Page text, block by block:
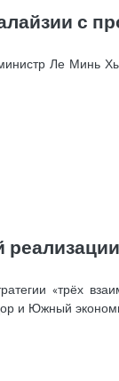
с
Ле
«трёх
и Южный